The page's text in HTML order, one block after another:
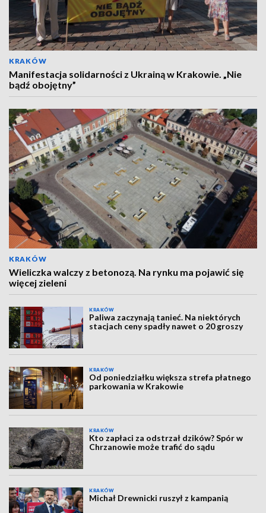
KRAKÓW
Manifestacja solidarności z Ukrainą w Krakowie. „Nie
bądź obojętny”
KRAKÓW
Wieliczka walczy z betonozą. Na rynku ma pojawić się
więcej zieleni
KRAKÓW
Paliwa zaczynają tanieć. Na niektórych
stacjach ceny spadły nawet o 20 groszy
KRAKÓW
Od poniedziałku większa strefa płatnego
parkowania w Krakowie
KRAKÓW
Kto zapłaci za odstrzał dzików? Spór w
Chrzanowie może trafić do sądu
KRAKÓW
Michał Drewnicki ruszył z kampanią